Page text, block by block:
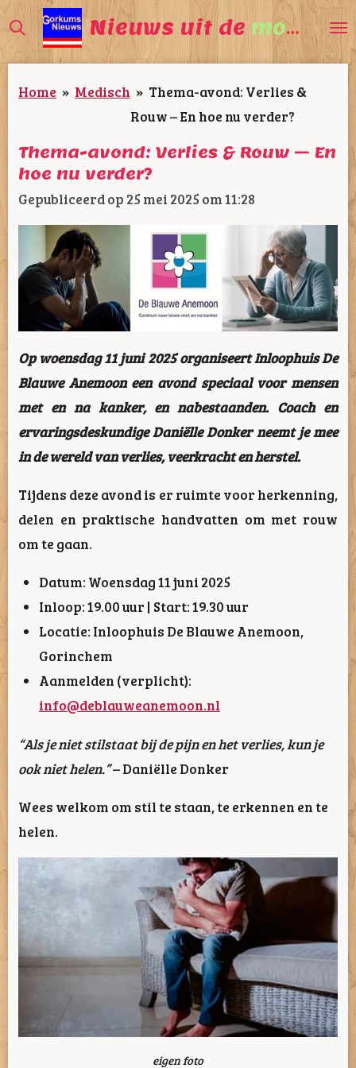
Ga
direct
naar
de
Nieuws uit de mooiste
Home » Medisch » Thema-avond: Verlies &
Rouw – En hoe nu verder?
Thema-avond: Verlies & Rouw – En
hoe nu verder?
Gepubliceerd op 25 mei 2025 om 11:28
Op woensdag 11 juni 2025 organiseert Inloophuis De
Blauwe Anemoon een avond speciaal voor mensen
met en na kanker, en nabestaanden. Coach en
ervaringsdeskundige Daniëlle Donker neemt je mee
in de wereld van verlies, veerkracht en herstel.
Tijdens deze avond is er ruimte voor herkenning,
delen en praktische handvatten om met rouw
om te gaan.
Datum: Woensdag 11 juni 2025
Inloop: 19.00 uur | Start: 19.30 uur
Locatie: Inloophuis De Blauwe Anemoon,
Gorinchem
Aanmelden (verplicht):
info@deblauweanemoon.nl
“Als je niet stilstaat bij de pijn en het verlies, kun je
ook niet helen.”– Daniëlle Donker
Wees welkom om stil te staan, te erkennen en te
helen.
eigen foto